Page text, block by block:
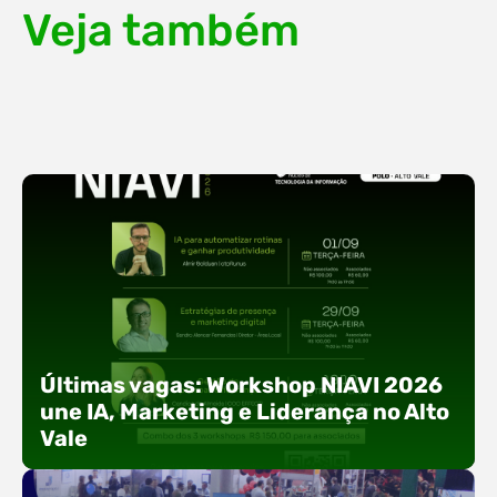
Veja também
Últimas vagas: Workshop NIAVI 2026
une IA, Marketing e Liderança no Alto
Vale